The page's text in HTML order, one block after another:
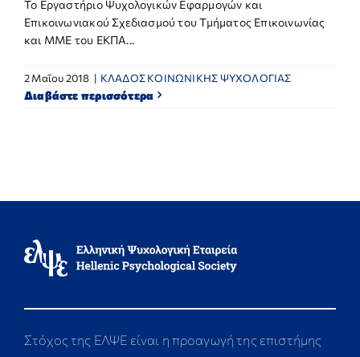
Το Εργαστήριο Ψυχολογικών Εφαρμογών και
Επικοινωνιακού Σχεδιασμού του Τμήματος Επικοινωνίας
και ΜΜΕ του ΕΚΠΑ...
2 Μαΐου 2018 | ΚΛΑΔΟΣ ΚΟΙΝΩΝΙΚΗΣ ΨΥΧΟΛΟΓΙΑΣ
Διαβάστε περισσότερα
Στόχος της ΕΛΨΕ είναι η προαγωγή της επιστήμης